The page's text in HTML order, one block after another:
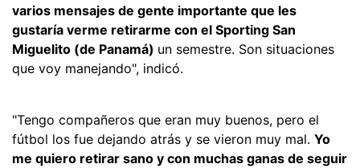
varios mensajes de gente importante que les
gustaría verme retirarme con el Sporting San
Miguelito (de Panamá) un semestre. Son situaciones
que voy manejando", indicó.
"Tengo compañeros que eran muy buenos, pero el
fútbol los fue dejando atrás y se vieron muy mal. Yo
me quiero retirar sano y con muchas ganas de seguir